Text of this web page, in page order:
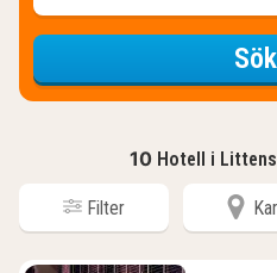
Sök
10 Hotell i
Filter